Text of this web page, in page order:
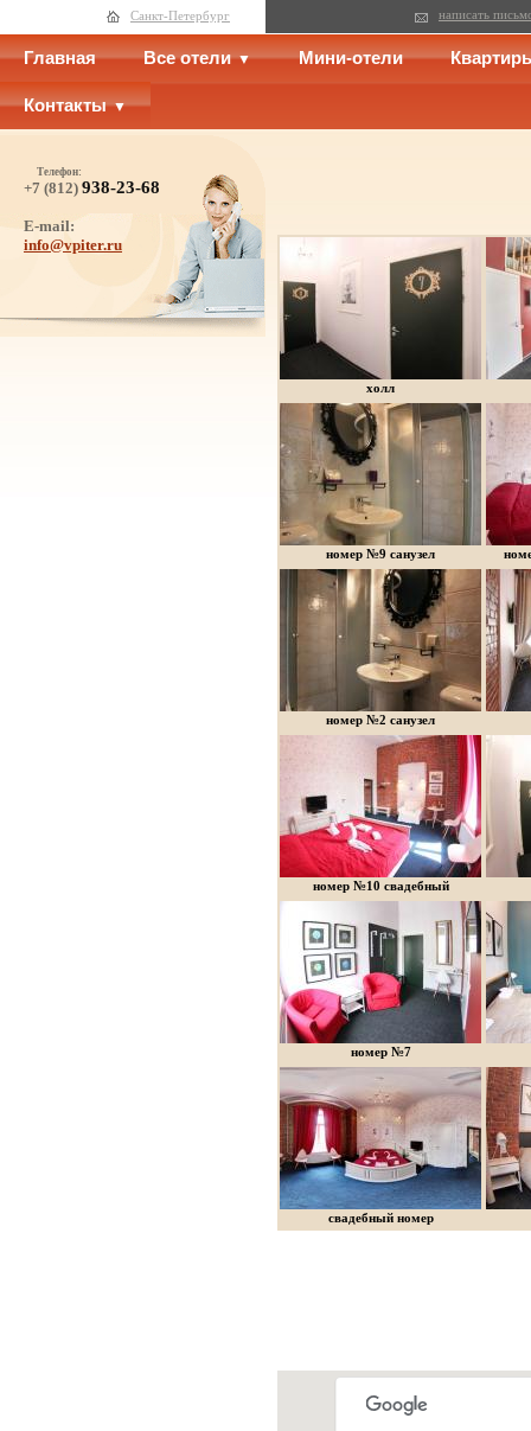
Санкт-Петербург написать
Главная Все отели Мини-отели
Контакты
Телефон:
+7 (812) 938-23-68
E-mail:
info@vpiter.ru
холл
номер №9 санузел
номер №2 санузел
номер №10 свадебный
номер №7
свадебный номер